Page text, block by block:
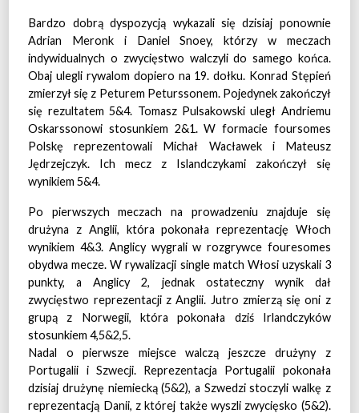
Bardzo dobrą dyspozycją wykazali się dzisiaj ponownie
Adrian Meronk i Daniel Snoey, którzy w meczach
indywidualnych o zwycięstwo walczyli do samego końca.
Obaj ulegli rywalom dopiero na 19. dołku. Konrad Stępień
zmierzył się z Peturem Peturssonem. Pojedynek zakończył
się rezultatem 5&4. Tomasz Pulsakowski uległ Andriemu
Oskarssonowi stosunkiem 2&1. W formacie foursomes
Polskę reprezentowali Michał Wacławek i Mateusz
Jędrzejczyk. Ich mecz z Islandczykami zakończył się
wynikiem 5&4.
Po pierwszych meczach na prowadzeniu znajduje się
drużyna z Anglii, która pokonała reprezentację Włoch
wynikiem 4&3. Anglicy wygrali w rozgrywce fouresomes
obydwa mecze. W rywalizacji single match Włosi uzyskali 3
punkty, a Anglicy 2, jednak ostateczny wynik dał
zwycięstwo reprezentacji z Anglii. Jutro zmierzą się oni z
grupą z Norwegii, która pokonała dziś Irlandczyków
stosunkiem 4,5&2,5.
Nadal o pierwsze miejsce walczą jeszcze drużyny z
Portugalii i Szwecji. Reprezentacja Portugalii pokonała
dzisiaj drużynę niemiecką (5&2), a Szwedzi stoczyli walkę z
reprezentacją Danii, z której także wyszli zwycięsko (5&2).